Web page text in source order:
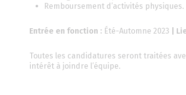
Remboursement d’activités physiques.
Entrée en fonction : Été-Automne 2023 |
Toutes les candidatures seront traitées
intérêt à joindre l’équipe.